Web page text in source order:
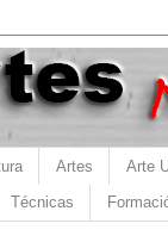
Artes Arte
Técnicas